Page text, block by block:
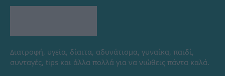
Διατροφή, υγεία, δίαιτα, αδυνάτισμα, γυναίκα, παιδί,
συνταγές, tips και άλλα πολλά για να νιώθεις πάντα καλά.